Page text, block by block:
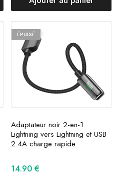
ÉPUISÉ
Adaptateur noir 2-en-1
Lightning vers Lightning et USB
2.4A charge rapide
14.90 €